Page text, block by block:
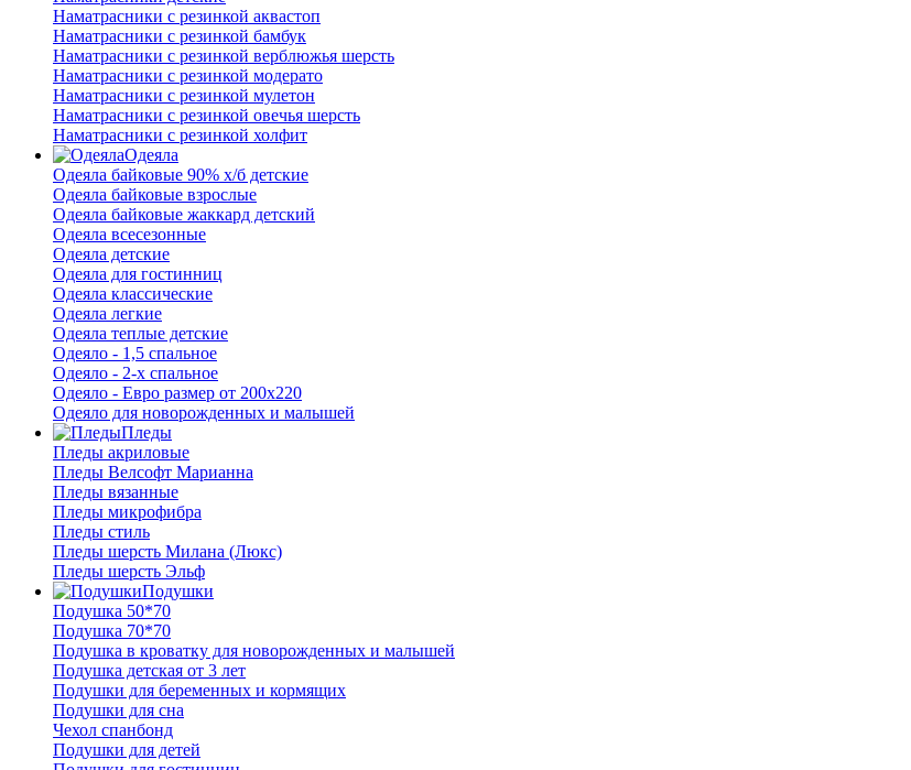
Наматрасники с резинкой аквастоп
Наматрасники с резинкой бамбук
Наматрасники с резинкой верблюжья шерсть
Наматрасники с резинкой модерато
Наматрасники с резинкой мулетон
Наматрасники с резинкой овечья шерсть
Наматрасники с резинкой холфит
Одеяла
Одеяла байковые 90% х/б детские
Одеяла байковые взрослые
Одеяла байковые жаккард детский
Одеяла всесезонные
Одеяла детские
Одеяла для гостинниц
Одеяла классические
Одеяла легкие
Одеяла теплые детские
Одеяло - 1,5 спальное
Одеяло - 2-х спальное
Одеяло - Евро размер от 200х220
Одеяло для новорожденных и малышей
Пледы
Пледы акриловые
Пледы Велсофт Марианна
Пледы вязанные
Пледы микрофибра
Пледы стиль
Пледы шерсть Милана (Люкс)
Пледы шерсть Эльф
Подушки
Подушка 50*70
Подушка 70*70
Подушка в кроватку для новорожденных и малышей
Подушка детская от 3 лет
Подушки для беременных и кормящих
Подушки для сна
Чехол спанбонд
Подушки для детей